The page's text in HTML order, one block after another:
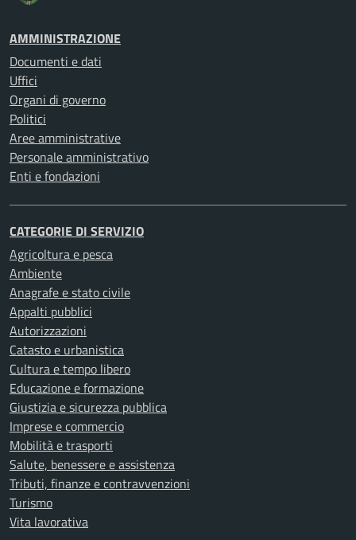
AMMINISTRAZIONE
Documenti e dati
Uffici
Organi di governo
Politici
Aree amministrative
Personale amministrativo
Enti e fondazioni
CATEGORIE DI SERVIZIO
Agricoltura e pesca
Ambiente
Anagrafe e stato civile
Appalti pubblici
Autorizzazioni
Catasto e urbanistica
Cultura e tempo libero
Educazione e formazione
Giustizia e sicurezza pubblica
Imprese e commercio
Mobilità e trasporti
Salute, benessere e assistenza
Tributi, finanze e contravvenzioni
Turismo
Vita lavorativa